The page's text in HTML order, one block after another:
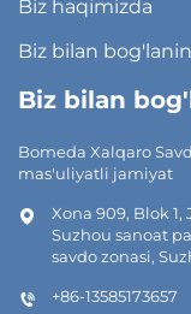
Biz haqimizda
Biz bilan
Biz bilan
Bomeda Xalqaro
mas'uliyatli jamiyat
Xona 909, Blok
Suzhou sanoat
savdo zonasi,
+86-13585173657